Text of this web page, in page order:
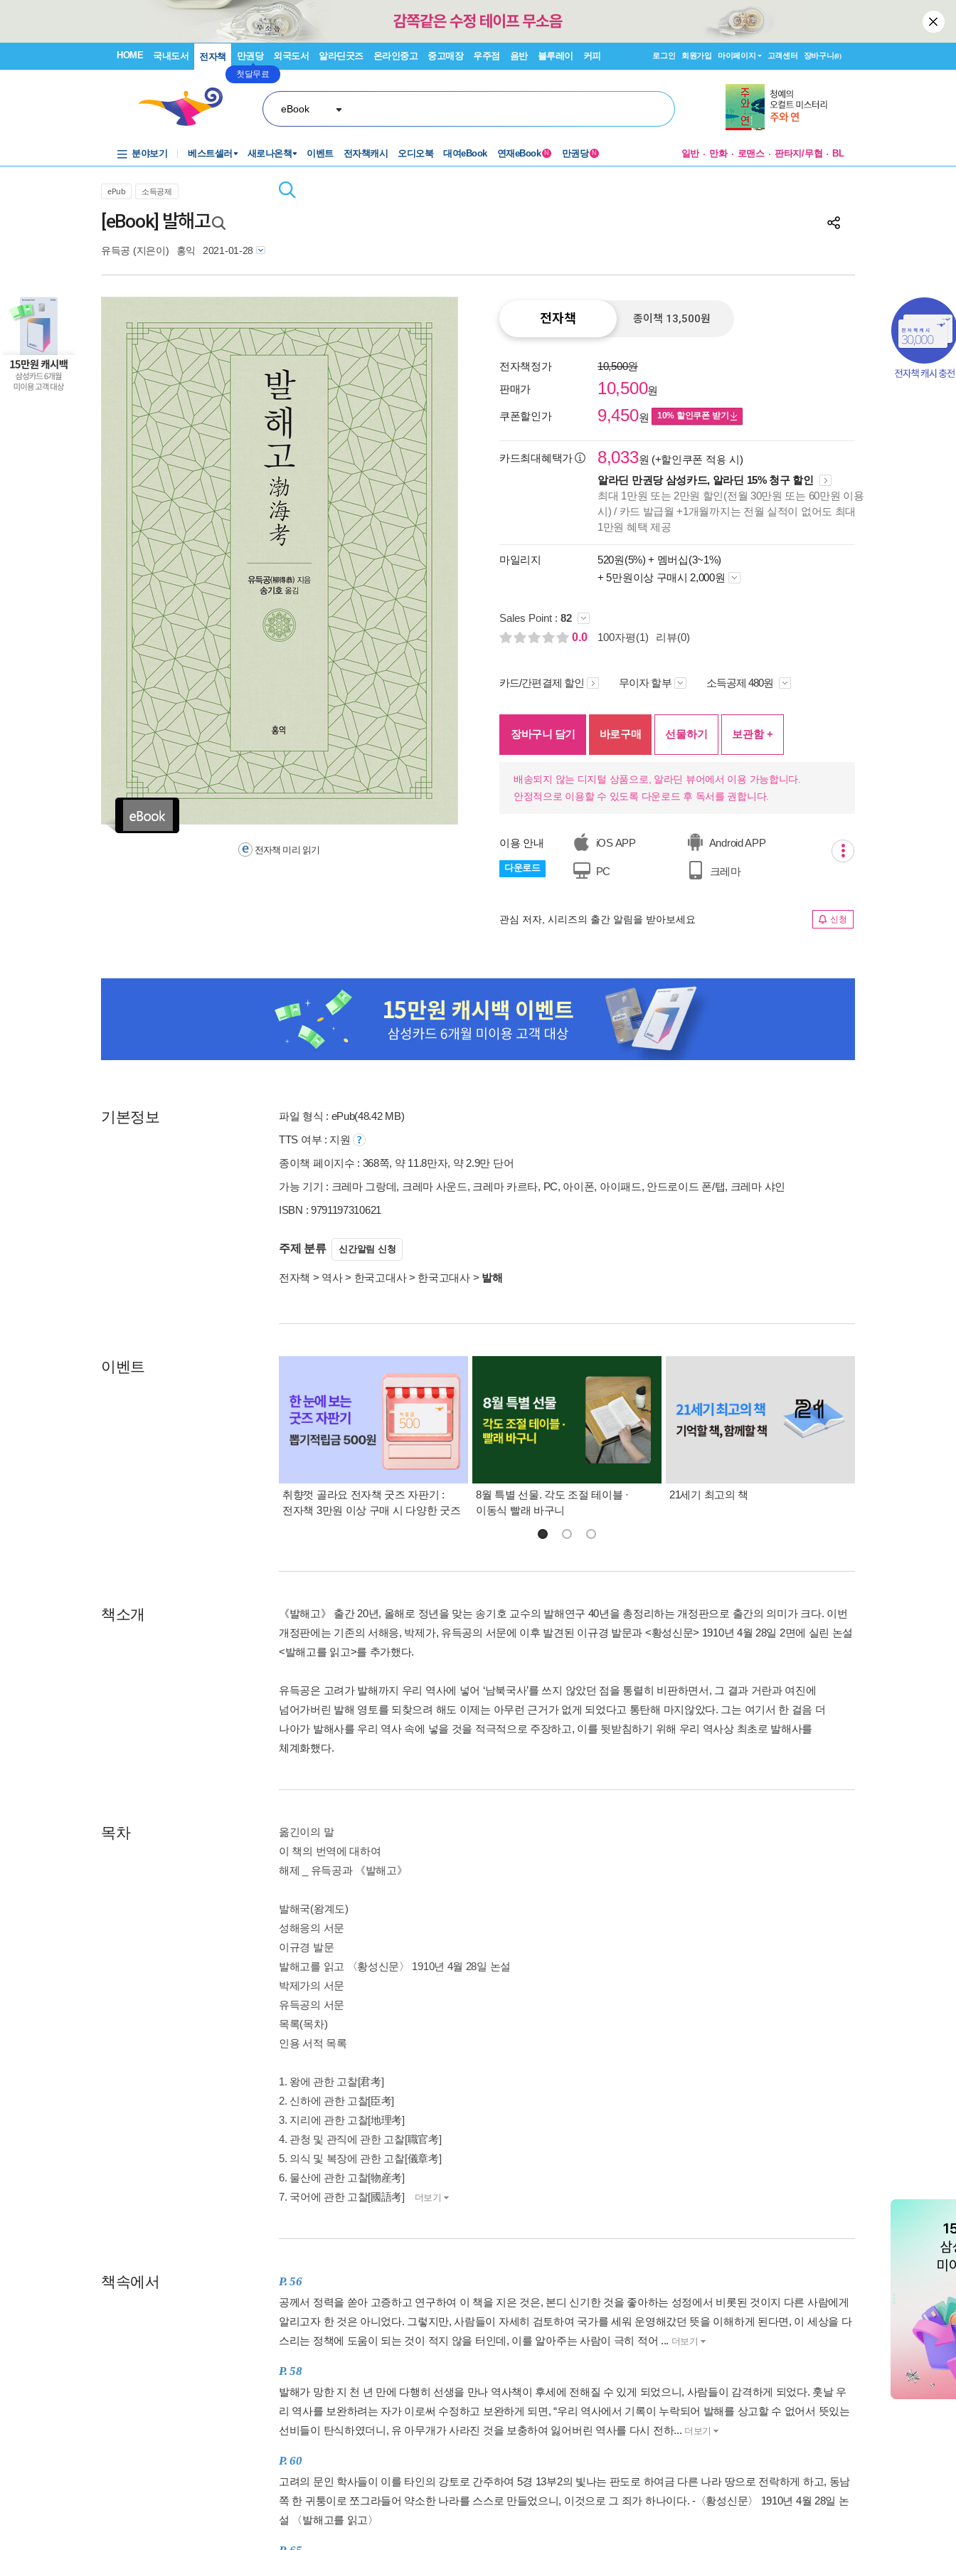
HOME 국내도서 전자책 만권당
첫달무료
외국도서 알라딘굿즈 온라인중고 중고매장 우주점 음반 블루레이 커피 로그인 회원가입 마이페이지 고객센터 장바구니(0)
eBook
분야보기 베스트셀러 새로나온책 이벤트 전자책캐시 오디오북 대여eBook 연재eBook N 만권당 N 일반 만화 로맨스 판타지/무협 BL
ePub 소득공제
[eBook] 발해고
유득공 (지은이) 홍익 2021-01-28
종이책의
미리보기
입니다.
전자책 미리 읽기
전자책 종이책 13,500원
전자책정가
10,500원
판매가
10,500원
쿠폰할인가 9,450원 10% 할인쿠폰 받기
카드최대혜택가 8,033원 (+할인쿠폰 적용 시)
알라딘 만권당 삼성카드, 알라딘 15% 청구 할인
최대 1만원 또는 2만원 할인(전월 30만원 또는 60만원 이용
시) / 카드 발급월 +1개월까지는 전월 실적이 없어도 최대
1만원 혜택 제공
마일리지 520원(5%) + 멤버십(3~1%)
+ 5만원이상 구매시 2,000원
Sales Point : 82
0.0
100자평(1) 리뷰(0)
카드/간편결제 할인 무이자 할부 소득공제 480원
장바구니 담기 바로구매 선물하기 보관함 +
배송되지 않는 디지털 상품으로, 알라딘 뷰어에서 이용 가능합니다.
안정적으로 이용할 수 있도록 다운로드 후 독서를 권합니다.
이용 안내
다운로드
iOS APP Android APP
PC 크레마
관심 저자, 시리즈의 출간 알림을 받아보세요 신청
기본정보
파일 형식 : ePub(48.42 MB)
TTS 여부 : 지원
종이책 페이지수 : 368쪽, 약 11.8만자, 약 2.9만 단어
가능 기기 : 크레마 그랑데, 크레마 사운드, 크레마 카르타, PC, 아이폰, 아이패드, 안드로이드 폰/탭, 크레마 샤인
ISBN : 9791197310621
주제 분류 신간알림 신청
전자책 > 역사> 한국고대사> 한국고대사> 발해
이벤트
취향껏 골라요 전자책 굿즈 자판기 :
전자책 3만원 이상 구매 시 다양한 굿즈
8월 특별 선물. 각도 조절 테이블 ·
이동식 빨래 바구니
21세기 최고의 책
책소개
《발해고》 출간 20년, 올해로 정년을 맞는 송기호 교수의 발해연구 40년을 총정리하는 개정판으로 출간의 의미가 크다. 이번
개정판에는 기존의 서해응, 박제가, 유득공의 서문에 이후 발견된 이규경 발문과 <황성신문> 1910년 4월 28일 2면에 실린 논설
<발해고를 읽고>를 추가했다.
유득공은 고려가 발해까지 우리 역사에 넣어 ‘남북국사’를 쓰지 않았던 점을 통렬히 비판하면서, 그 결과 거란과 여진에
넘어가버린 발해 영토를 되찾으려 해도 이제는 아무런 근거가 없게 되었다고 통탄해 마지않았다. 그는 여기서 한 걸음 더
나아가 발해사를 우리 역사 속에 넣을 것을 적극적으로 주장하고, 이를 뒷받침하기 위해 우리 역사상 최초로 발해사를
체계화했다.
목차
옮긴이의 말
이 책의 번역에 대하여
해제 _ 유득공과 《발해고》
발해국(왕계도)
성해응의 서문
이규경 발문
발해고를 읽고 〈황성신문〉 1910년 4월 28일 논설
박제가의 서문
유득공의 서문
목록(목차)
인용 서적 목록
1. 왕에 관한 고찰[君考]
2. 신하에 관한 고찰[臣考]
3. 지리에 관한 고찰[地理考]
4. 관청 및 관직에 관한 고찰[職官考]
5. 의식 및 복장에 관한 고찰[儀章考]
6. 물산에 관한 고찰[物産考]
7. 국어에 관한 고찰[國語考]
더보기
책속에서 P. 56
공께서 정력을 쏟아 고증하고 연구하여 이 책을 지은 것은, 본디 신기한 것을 좋아하는 성정에서 비롯된 것이지 다른 사람에게
알리고자 한 것은 아니었다. 그렇지만, 사람들이 자세히 검토하여 국가를 세워 운영해갔던 뜻을 이해하게 된다면, 이 세상을 다
스리는 정책에 도움이 되는 것이 적지 않을 터인데, 이를 알아주는 사람이 극히 적어 ... 더보기
P. 58
발해가 망한 지 천 년 만에 다행히 선생을 만나 역사책이 후세에 전해질 수 있게 되었으니, 사람들이 감격하게 되었다. 훗날 우
리 역사를 보완하려는 자가 이로써 수정하고 보완하게 되면, “우리 역사에서 기록이 누락되어 발해를 상고할 수 없어서 뜻있는
선비들이 탄식하였더니, 유 아무개가 사라진 것을 보충하여 잃어버린 역사를 다시 전하... 더보기
P. 60
고려의 문인 학사들이 이를 타인의 강토로 간주하여 5경 13부2의 빛나는 판도로 하여금 다른 나라 땅으로 전락하게 하고, 동남
쪽 한 귀퉁이로 쪼그라들어 약소한 나라를 스스로 만들었으니, 이것으로 그 죄가 하나이다. -〈황성신문〉 1910년 4월 28일 논
설 〈발해고를 읽고〉